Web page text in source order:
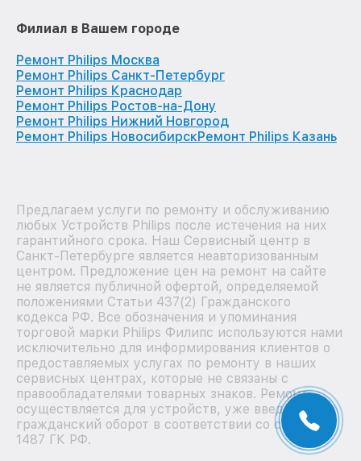
Филиал в Вашем городе
Ремонт Philips Москва
Ремонт Philips Санкт-Петербург
Ремонт Philips Краснодар
Ремонт Philips Ростов-на-Дону
Ремонт Philips Нижний Новгород
Ремонт Philips НовосибирскРемонт Philips Казань
Предлагаем услуги по ремонту и обслуживанию
любых Устройств Philips после истечения на них
гарантийного срока. Наш Сервисный центр в
Санкт-Петербурге является неавторизованным
центром. Предложение цен на ремонт на сайте
не является публичной офертой, определяемой
положениями Статьи 437(2) Гражданского
кодекса РФ. Все обозначения и упоминания
торговой марки Philips Филипс используются нами
исключительно для информирования клиентов о
предоставляемых услугах по ремонту в наших
сервисных центрах, которые не связаны с
правообладателями товарных знаков. Ремонт
осуществляется для устройств, уже введенных в
гражданский оборот в соответствии со статьей
1487 ГК РФ.